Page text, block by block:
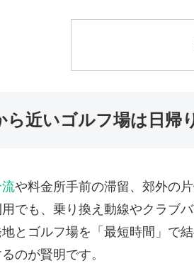
ら近いゴルフ場は日帰
や料金所手前の滞留、郊外の
でも、乗り換え動線やクラブ
とゴルフ場を「最短時間」で
のが賢明です。